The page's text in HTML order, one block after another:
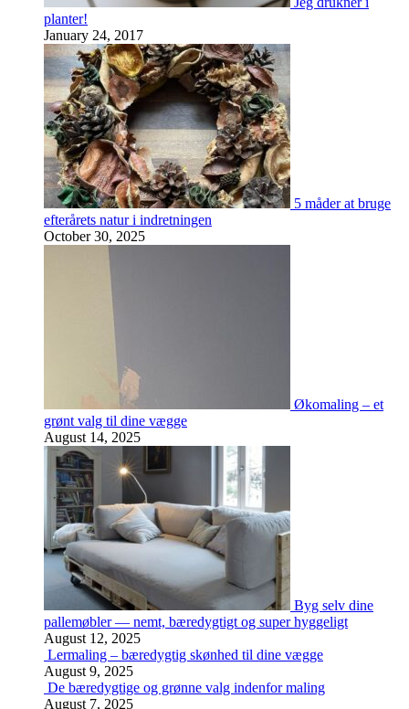
planter!
January 24, 2017
5 måder at bruge
efterårets natur i indretningen
October 30, 2025
Økomaling – et
grønt valg til dine vægge
August 14, 2025
Byg selv dine
pallemøbler — nemt, bæredygtigt og super hyggeligt
August 12, 2025
Lermaling – bæredygtig skønhed til dine vægge
August 9, 2025
De bæredygtige og grønne valg indenfor maling
August 7, 2025